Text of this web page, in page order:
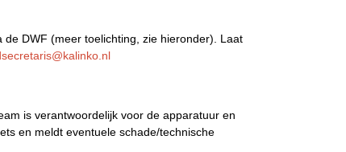
DWF (meer toelichting, zie hieronder). Laat
is verantwoordelijk voor de apparatuur en
en meldt eventuele schade/technische